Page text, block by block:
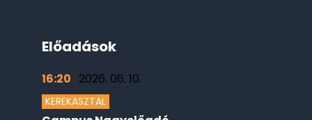
Előadások
16:20 2026. 06. 10.
KEREKASZTAL